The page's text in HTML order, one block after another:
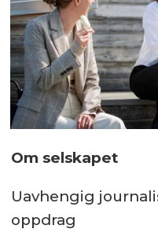
Om selskapet
Uavhengig
oppdrag